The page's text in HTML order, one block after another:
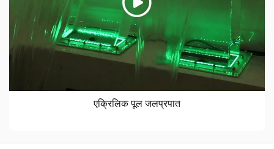
एक्रिलिक पूल जलप्रपात